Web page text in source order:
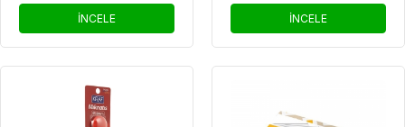
İNCELE İNCELE